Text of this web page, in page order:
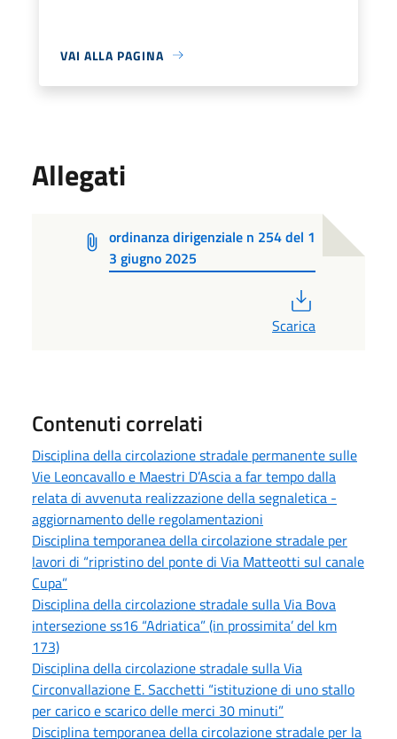
VAI ALLA PAGINA
Allegati
ordinanza dirigenziale n 254 del 1
3 giugno 2025
Scarica
Contenuti correlati
Disciplina della circolazione stradale permanente sulle
Vie Leoncavallo e Maestri D’Ascia a far tempo dalla
relata di avvenuta realizzazione della segnaletica -
aggiornamento delle regolamentazioni
Disciplina temporanea della circolazione stradale per
lavori di “ripristino del ponte di Via Matteotti sul canale
Cupa”
Disciplina della circolazione stradale sulla Via Bova
intersezione ss16 “Adriatica” (in prossimita’ del km
173)
Disciplina della circolazione stradale sulla Via
Circonvallazione E. Sacchetti “istituzione di uno stallo
per carico e scarico delle merci 30 minuti”
Disciplina temporanea della circolazione stradale per la